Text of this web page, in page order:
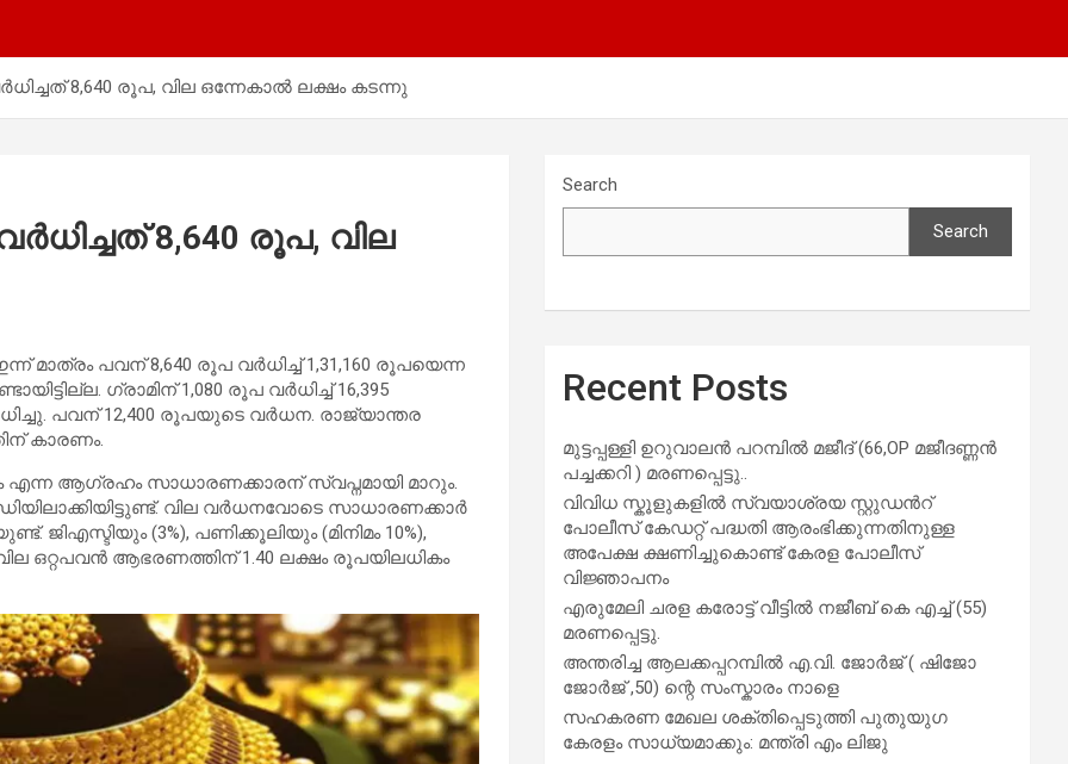
8,640 രൂപ, വില ഒന്നേകാൽ ലക്ഷം കടന്നു
8,640 രൂപ, വില
പവന് 8,640 രൂപ വർധിച്ച് 1,31,160 രൂപയെന്ന
​ഗ്രാമിന് 1,080 രൂപ വർധിച്ച് 16,395
പവന് 12,400 രൂപയുടെ വര്‍ധന. രാജ്യാന്തര
കാരണം.
ആ​​​ഗ്രഹം സാധാരണക്കാരന് സ്വപ്നമായി മാറും.
വില വർധനവോടെ സാധാരണക്കാര്‍
(3%), പണിക്കൂലിയും (മിനിമം 10%),
ഒറ്റപവൻ ആഭരണത്തിന് 1.40 ലക്ഷം രൂപയിലധികം
Search
Search
Recent Posts
മുട്ടപ്പള്ളി ഉറുവാലൻ പറമ്പിൽ മജീദ് (66,OP മജീദണ്ണൻ
പച്ചക്കറി ) മരണപ്പെട്ടു..
വിവിധ സ്കൂളുകളില്‍ സ്വയാശ്രയ സ്റ്റുഡന്‍റ്
പോലീസ് കേഡറ്റ് പദ്ധതി ആരംഭിക്കുന്നതിനുള്ള
അപേക്ഷ ക്ഷണിച്ചുകൊണ്ട് കേരള പോലീസ്
വിജ്ഞാപനം
എരുമേലി ചരള കരോട്ട് വീട്ടിൽ നജീബ് കെ എച്ച് (55)
മരണപ്പെട്ടു.
അന്തരിച്ച ആ​ല​ക്ക​പ്പ​റമ്പിൽ​ എ.​വി. ജോ​ർ​ജ് ( ഷിജോ
ജോർജ് ,50) ന്റെ സംസ്കാരം നാളെ
സഹകരണ മേഖല ശക്തിപ്പെടുത്തി പുതുയുഗ
കേരളം സാധ്യമാക്കും: മന്ത്രി എം ലിജു